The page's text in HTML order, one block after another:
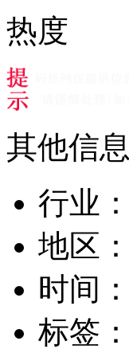
热度
其他信息
行业：
地区：
时间：
标签：